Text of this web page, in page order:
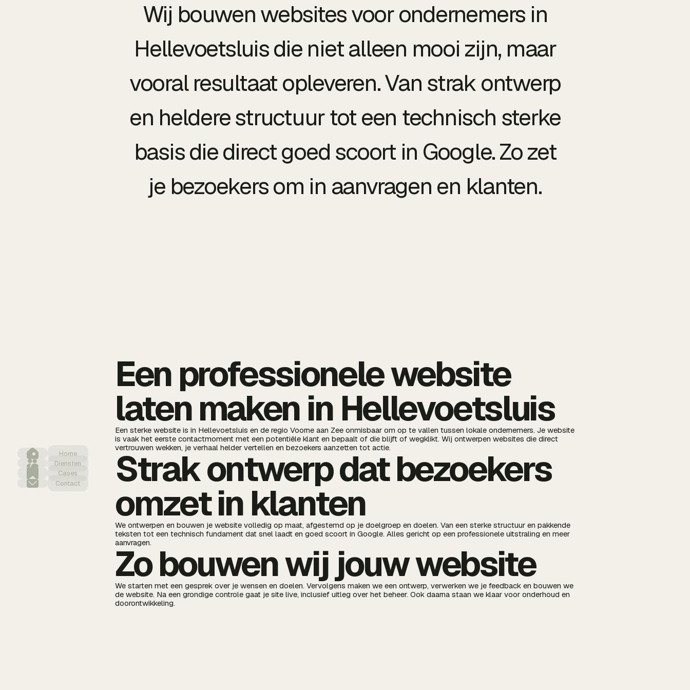
Home
Diensten
Cases
Contact
Wij bouwen websites voor ondernemers in
Hellevoetsluis die niet alleen mooi zijn, maar
vooral resultaat opleveren. Van strak ontwerp
en heldere structuur tot een technisch sterke
basis die direct goed scoort in Google. Zo zet
je bezoekers om in aanvragen en klanten.
Een professionele website
laten maken in Hellevoetsluis
Een sterke website is in Hellevoetsluis en de regio Voorne aan Zee onmisbaar om op te vallen tussen lokale ondernemers. Je website
is vaak het eerste contactmoment met een potentiële klant en bepaalt of die blijft of wegklikt. Wij ontwerpen websites die direct
vertrouwen wekken, je verhaal helder vertellen en bezoekers aanzetten tot actie.
Strak ontwerp dat bezoekers
omzet in klanten
We ontwerpen en bouwen je website volledig op maat, afgestemd op je doelgroep en doelen. Van een sterke structuur en pakkende
teksten tot een technisch fundament dat snel laadt en goed scoort in Google. Alles gericht op een professionele uitstraling en meer
aanvragen.
Zo bouwen wij jouw website
We starten met een gesprek over je wensen en doelen. Vervolgens maken we een ontwerp, verwerken we je feedback en bouwen we
de website. Na een grondige controle gaat je site live, inclusief uitleg over het beheer. Ook daarna staan we klaar voor onderhoud en
doorontwikkeling.